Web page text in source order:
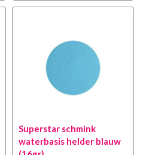
Superstar schmink
waterbasis helder blauw